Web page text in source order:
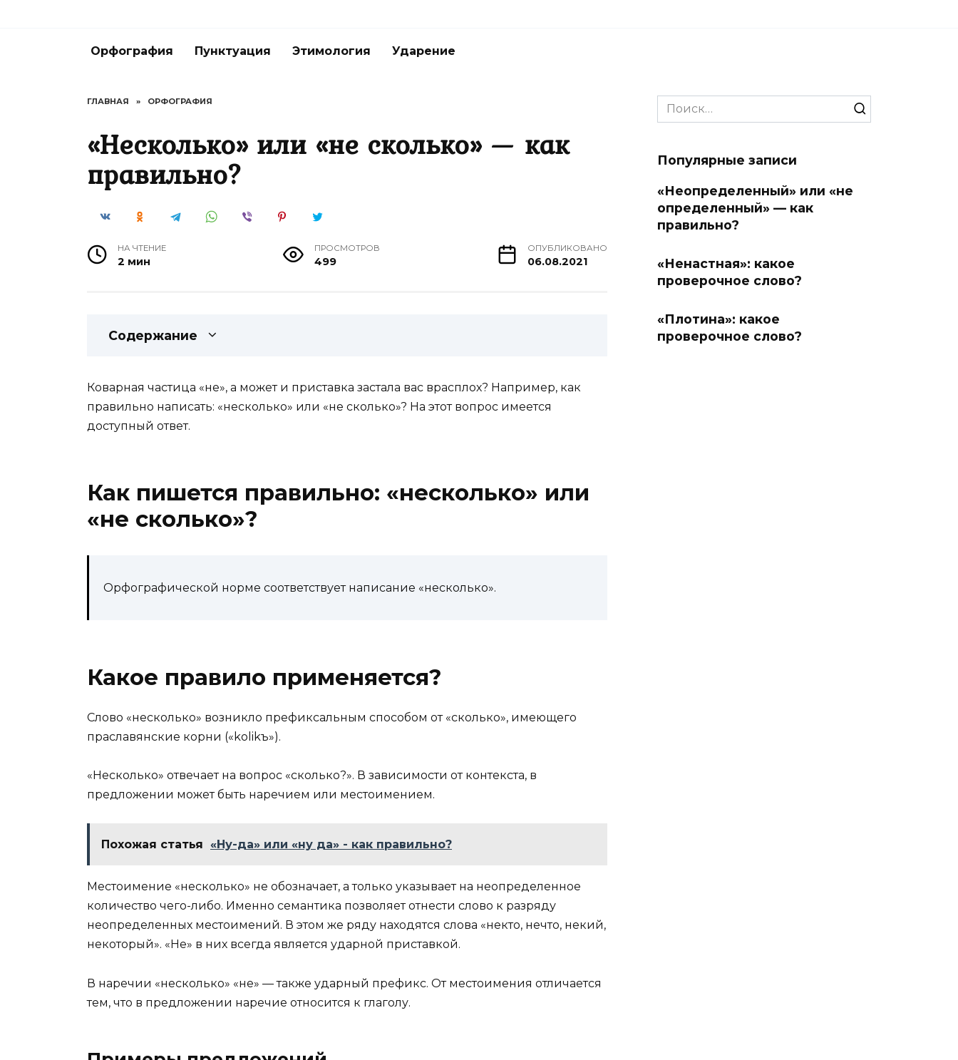
Орфография Пунктуация Этимология Ударение
ГЛАВНАЯ » ОРФОГРАФИЯ
«Несколько» или «не сколько» — как
правильно?
НА ЧТЕНИЕ
2 мин
ПРОСМОТРОВ
499
ОПУБЛИКОВАНО
06.08.2021
Содержание
Коварная частица «не», а может и приставка застала вас врасплох? Например, как
правильно написать: «несколько» или «не сколько»? На этот вопрос имеется
доступный ответ.
Как пишется правильно: «несколько» или
«не сколько»?
Орфографической норме соответствует написание «несколько».
Какое правило применяется?
Слово «несколько» возникло префиксальным способом от «сколько», имеющего
праславянские корни («kolikъ»).
«Несколько» отвечает на вопрос «сколько?». В зависимости от контекста, в
предложении может быть наречием или местоимением.
Похожая статья «Ну-да» или «ну да» - как правильно?
Местоимение «несколько» не обозначает, а только указывает на неопределенное
количество чего-либо. Именно семантика позволяет отнести слово к разряду
неопределенных местоимений. В этом же ряду находятся слова «некто, нечто, некий,
некоторый». «Не» в них всегда является ударной приставкой.
В наречии «несколько» «не» — также ударный префикс. От местоимения отличается
тем, что в предложении наречие относится к глаголу.
Search
for:
Популярные записи
«Неопределенный» или «не
определенный» — как
правильно?
«Ненастная»: какое
проверочное слово?
«Плотина»: какое
проверочное слово?